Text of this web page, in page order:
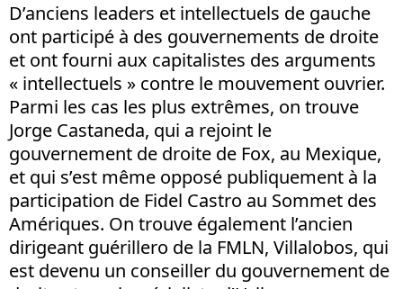
D’anciens leaders et intellectuels de gauche
ont participé à des gouvernements de droite
et ont fourni aux capitalistes des arguments
« intellectuels » contre le mouvement ouvrier.
Parmi les cas les plus extrêmes, on trouve
Jorge Castaneda, qui a rejoint le
gouvernement de droite de Fox, au Mexique,
et qui s’est même opposé publiquement à la
participation de Fidel Castro au Sommet des
Amériques. On trouve également l’ancien
dirigeant guérillero de la FMLN, Villalobos, qui
est devenu un conseiller du gouvernement de